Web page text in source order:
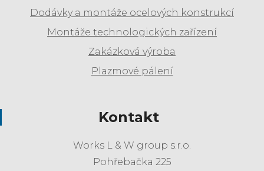
Dodávky a montáže ocelových konstrukcí
Montáže technologických zařízení
Zakázková výroba
Plazmové pálení
Kontakt
Works L & W group s.r.o.
Pohřebačka 225